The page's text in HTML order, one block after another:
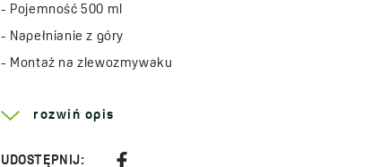
- Pojemność 500 ml
- Napełnianie z góry
- Montaż na zlewozmywaku
- Uzupełnianie mydłem w płynie lub płynem do mycia
rozwiń opis
UDOSTĘPNIJ: